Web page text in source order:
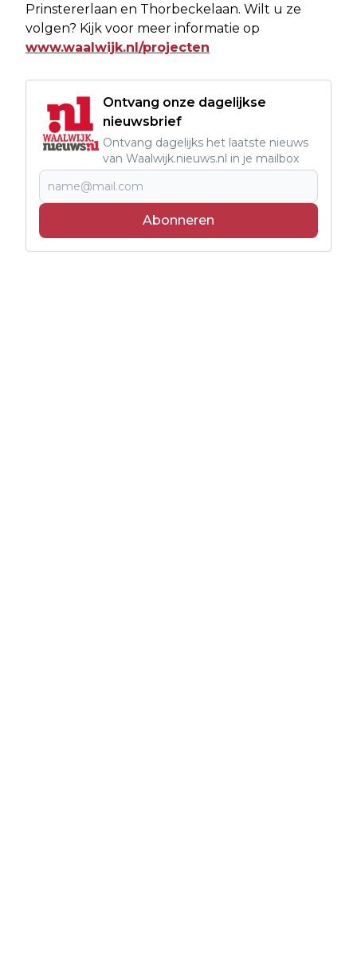
Prinstererlaan en Thorbeckelaan. Wilt u ze
volgen? Kijk voor meer informatie op
www.waalwijk.nl/projecten
Ontvang onze dagelijkse
nieuwsbrief
Ontvang dagelijks het laatste nieuws
van Waalwijk.nieuws.nl in je mailbox
Abonneren